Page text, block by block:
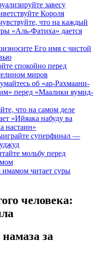
завесу
Короля
что на каждый
«Аль-Фатиха» дается
Его имя с чистой
спокойно перед
миров
об «ар-Рахмаани-
перед «Маалики яумид-
что на самом деле
«Ийяака набуду ва
настаин»
суперфинал —
мольбу перед
имамом читает суры
человека:
за